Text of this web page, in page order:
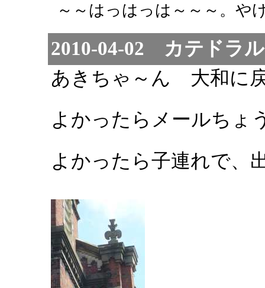
～～はっはっは～～～。や
2010-04-02 カテドラル
あきちゃ～ん 大和に
よかったらメールちょ
よかったら子連れで、